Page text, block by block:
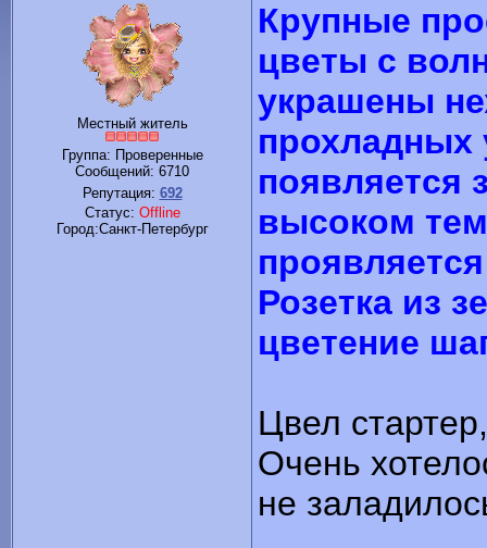
Местный житель
Группа: Проверенные
Сообщений: 6710
Репутация: 692
Статус: Offline
Город:Санкт-Петербург
Крупные
цветы с
украшены
появляется
высоком
Розетка из
цветение
Цвел
Очень
не